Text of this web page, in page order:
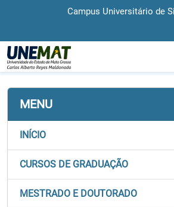
Campus Universitário de
Página Inicial
MENU
INÍCIO
CURSOS DE GRADUAÇÃO
MESTRADO E DOUTORADO